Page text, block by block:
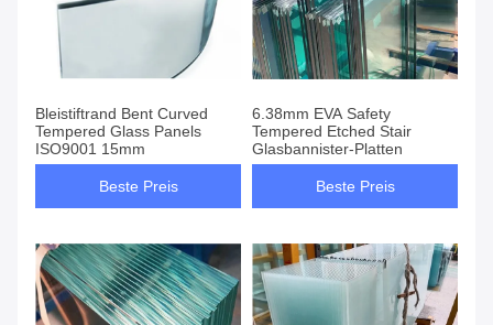
Bleistiftrand Bent Curved
Tempered Glass Panels
ISO9001 15mm
Beste Preis
6.38mm EVA Safety
Tempered Etched Stair
Glasbannister-Platten
Beste Preis